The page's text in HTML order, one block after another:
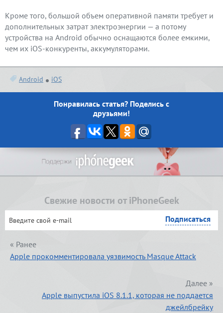
Кроме того, большой объем оперативной памяти требует и
дополнительных затрат электроэнергии — а потому
устройства на Android обычно оснащаются более емкими,
чем их iOS-конкуренты, аккумуляторами.
Android iOS
Понравилась статья? Поделись с
друзьями!
Свежие новости от iPhoneGeek
« Ранее
Apple прокомментировала уязвимость Masque Attack
Далее »
Apple выпустила iOS 8.1.1, которая не поддается
джейлбрейку